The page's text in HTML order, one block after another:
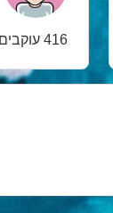
416 עוקבים